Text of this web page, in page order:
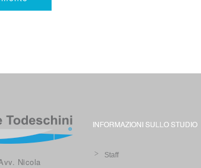
Nicola
INFORMAZIONI SULLO STUDIO
Staff